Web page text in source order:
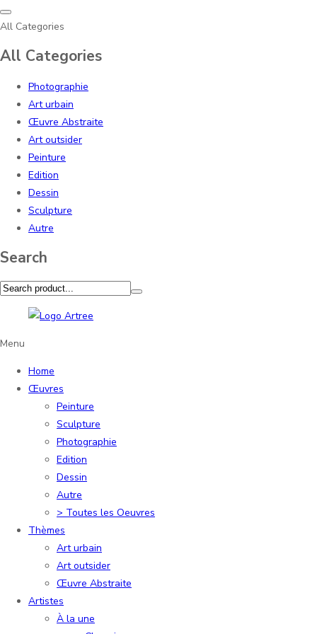
All Categories
All Categories
Photographie
Art urbain
Œuvre Abstraite
Art outsider
Peinture
Edition
Dessin
Sculpture
Autre
Search
Menu
Home
Œuvres
Peinture
Sculpture
Photographie
Edition
Dessin
Autre
> Toutes les Oeuvres
Thèmes
Art urbain
Art outsider
Œuvre Abstraite
Artistes
À la une